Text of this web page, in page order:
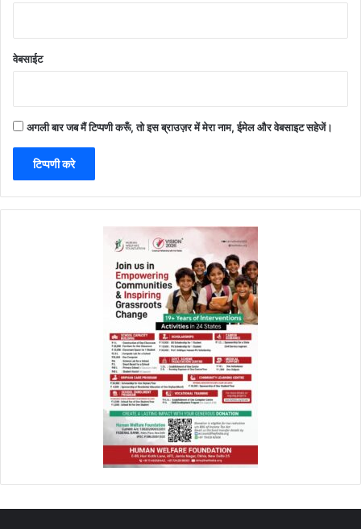
वेबसाईट
अगली बार जब मैं टिप्पणी करूँ, तो इस ब्राउज़र में मेरा नाम, ईमेल और वेबसाइट सहेजें।